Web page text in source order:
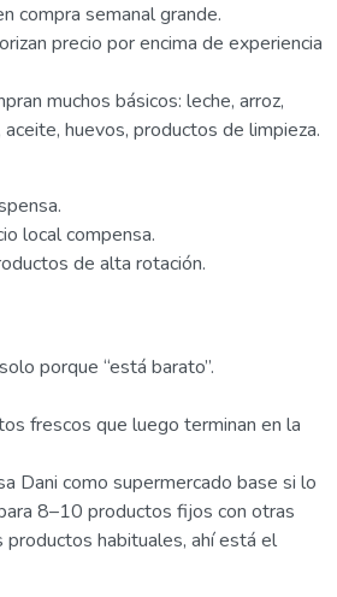
compra semanal grande.
precio por encima de experiencia
muchos básicos: leche, arroz,
huevos, productos de limpieza.
local compensa.
de alta rotación.
porque “está barato”.
frescos que luego terminan en la
Dani como supermercado base si lo
8–10 productos fijos con otras
productos habituales, ahí está el